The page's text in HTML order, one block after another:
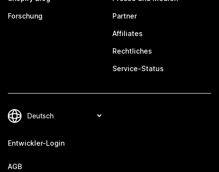
Forschung Partner
Affiliates
Rechtliches
Service-Status
Entwickler-Login
AGB